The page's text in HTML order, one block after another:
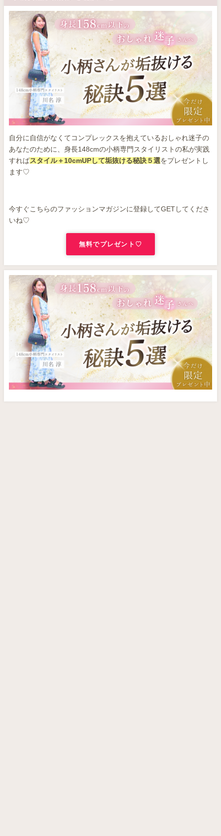
自分に自信がなくてコンプレックスを抱えているおしゃれ迷子の
あなたのために、身長148cmの小柄専門スタイリストの私が実践
すればスタイル＋10cmUPして垢抜ける秘訣５選をプレゼントし
ます♡
今すぐこちらのファッションマガジンに登録してGETしてくださ
いね♡
無料でプレゼント♡